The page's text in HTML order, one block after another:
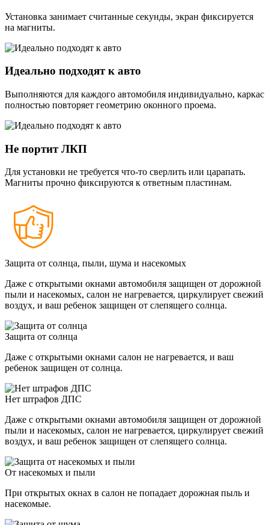
Установка занимает считанные секунды, экран фиксируется
на магниты.
Идеально подходят к авто
Выполняются для каждого автомобиля индивидуально, каркас
полностью повторяет геометрию оконного проема.
Не портит ЛКП
Для установки не требуется что-то сверлить или царапать.
Магниты прочно фиксируются к ответным пластинам.
Защита от солнца, пыли, шума и насекомых
Даже с открытыми окнами автомобиля защищен от дорожной
пыли и насекомых, салон не нагревается, циркулирует свежий
воздух, и ваш ребенок защищен от слепящего солнца.
Защита от солнца
Даже с открытыми окнами салон не нагревается, и ваш
ребенок защищен от солнца.
Нет штрафов ДПС
Даже с открытыми окнами автомобиля защищен от дорожной
пыли и насекомых, салон не нагревается, циркулирует свежий
воздух, и ваш ребенок защищен от слепящего солнца.
От насекомых и пыли
При открытых окнах в салон не попадает дорожная пыль и
насекомые.